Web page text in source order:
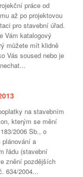
práce od
až po projektovou
pro stavební úřad.
Vám katalogový
můžete mít klidně
Vás soused nebo je
na stavebním
kterým se mění
2006 Sb., o
plánování a
řádu (stavební
znění pozdějších
634/2004...